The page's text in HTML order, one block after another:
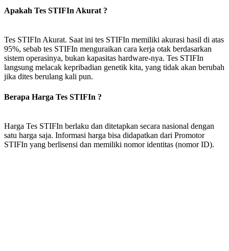
Apakah Tes STIFIn Akurat ?
Tes STIFIn Akurat. Saat ini tes STIFIn memiliki akurasi hasil di atas
95%, sebab tes STIFIn menguraikan cara kerja otak berdasarkan
sistem operasinya, bukan kapasitas hardware-nya. Tes STIFIn
langsung melacak kepribadian genetik kita, yang tidak akan berubah
jika dites berulang kali pun.
Berapa Harga Tes STIFIn ?
Harga Tes STIFIn berlaku dan ditetapkan secara nasional dengan
satu harga saja. Informasi harga bisa didapatkan dari Promotor
STIFIn yang berlisensi dan memiliki nomor identitas (nomor ID).